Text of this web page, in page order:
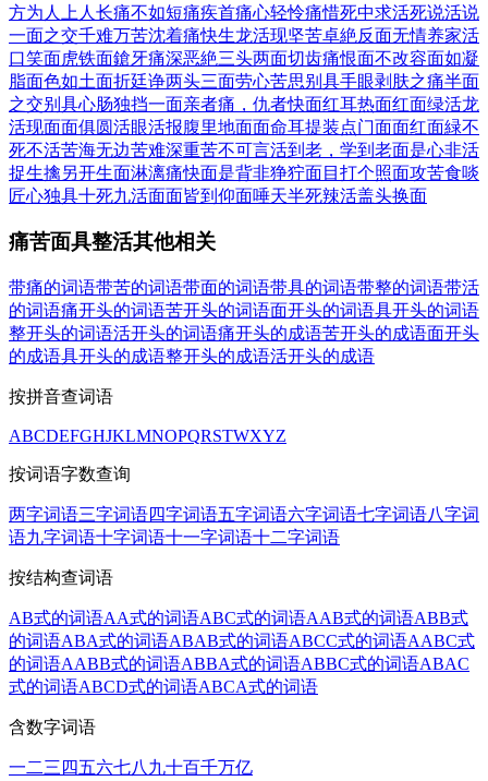
方为人上人 长痛不如短痛疾首痛心轻怜痛惜死中求活死说活说
一面之交千难万苦沈着痛快生龙活现坚苦卓絶 反面无情养家活
口笑面虎铁面鎗牙痛深恶絶三头两面切齿痛恨面不改容面如凝
脂面色如土面折廷诤两头三面劳心苦思别具手眼剥肤之痛半面
之交别具心肠独挡一面亲者痛，仇者快面红耳热面红面绿活龙
活现面面俱圆活眼活报腹里地面面命耳提装点门面面红面緑不
死不活苦海无边苦难深重苦不可言活到老，学到老面是心非活
捉生擒另开生面淋漓痛快面是背非狰狞面目 打个照面攻苦食啖
匠心独具十死九活面面皆到 仰面唾天半死辣活盖头换面
痛苦面具整活其他相关
带痛的词语带苦的词语带面的词语带具的词语带整的词语带活
的词语痛开头的词语苦开头的词语面开头的词语具开头的词语
整开头的词语活开头的词语痛开头的成语苦开头的成语面开头
的成语具开头的成语整开头的成语活开头的成语
按拼音查词语
ABCDEFGHJKLMNOPQRSTWXYZ
按词语字数查询
两字词语三字词语四字词语五字词语六字词语七字词语八字词
语九字词语十字词语十一字词语十二字词语
按结构查词语
AB式的词语AA式的词语ABC式的词语AAB式的词语ABB式
的词语ABA式的词语ABAB式的词语ABCC式的词语AABC式
的词语AABB式的词语ABBA式的词语ABBC式的词语ABAC
式的词语ABCD式的词语ABCA式的词语
含数字词语
一二三 四五六七八 九十百千万亿